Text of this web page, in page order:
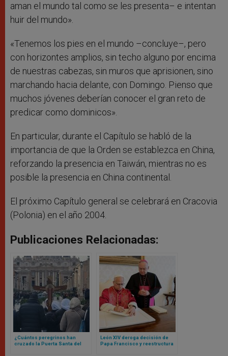
aman el mundo tal como se les presenta– e intentan
huir del mundo».
«Tenemos los pies en el mundo –concluye–, pero
con horizontes amplios, sin techo alguno por encima
de nuestras cabezas, sin muros que aprisionen, sino
marchando hacia delante, con Domingo. Pienso que
muchos jóvenes deberían conocer el gran reto de
predicar como dominicos».
En particular, durante el Capítulo se habló de la
importancia de que la Orden se establezca en China,
reforzando la presencia en Taiwán, mientras no es
posible la presencia en China continental.
El próximo Capítulo general se celebrará en Cracovia
(Polonia) en el año 2004.
Publicaciones Relacionadas:
¿Cuántos peregrinos han
cruzado la Puerta Santa del
León XIV deroga decisión de
Papa Francisco y reestructura